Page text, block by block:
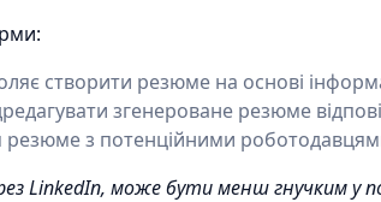
створити резюме на основі
згенероване резюме
резюме з потенційними
LinkedIn, може бути менш гнучким у